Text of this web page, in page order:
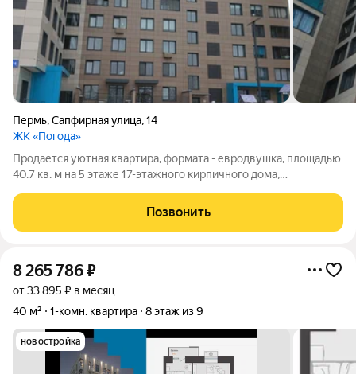
Пермь,Сапфирная улица,14
ЖК «Погода»
Продается уютная квартира, формата - евродвушка, площадью
40.7 кв. м на 5 этаже 17-этажного кирпичного дома,
метра. Квартира расположена по адресу Пермь, Сапфирная
улица, 14 и станет отличным
Позвонить
8 265 786₽
от 33 895 ₽ в месяц
40 м²
1-комн. квартира 8 этаж из 9
новостройка